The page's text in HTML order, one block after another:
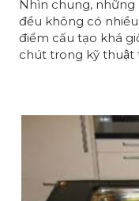
Nhìn chung,
đều không có
điểm cấu tạo khá
chút trong kỹ thuật